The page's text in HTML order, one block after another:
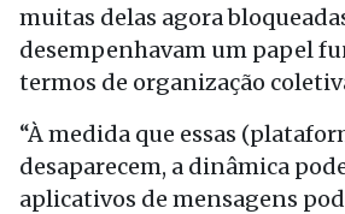
muitas delas agora
desempenhavam um papel
termos de organização
“À medida que essas
desaparecem, a dinâmica
aplicativos de mensagens